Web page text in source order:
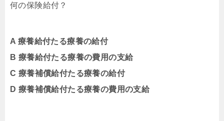
何の保険給付？
A 療養給付たる療養の給付
B 療養給付たる療養の費用の支給
C 療養補償給付たる療養の給付
D 療養補償給付たる療養の費用の支給